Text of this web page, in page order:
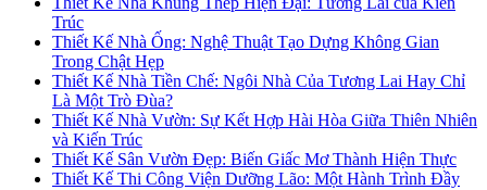
Trúc
Thiết Kế Nhà Ống: Nghệ Thuật Tạo Dựng Không Gian
Trong Chật Hẹp
Thiết Kế Nhà Tiền Chế: Ngôi Nhà Của Tương Lai Hay Chỉ
Là Một Trò Đùa?
Thiết Kế Nhà Vườn: Sự Kết Hợp Hài Hòa Giữa Thiên Nhiên
và Kiến Trúc
Thiết Kế Sân Vườn Đẹp: Biến Giấc Mơ Thành Hiện Thực
Thiết Kế Thi Công Viện Dưỡng Lão: Một Hành Trình Đầy